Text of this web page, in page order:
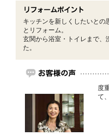
キッチンを新しくしたいとの
とリフォーム。
玄関から浴室・トイレまで、
た。
度
て